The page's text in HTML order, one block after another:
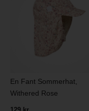
En Fant Sommerhat,
Withered Rose